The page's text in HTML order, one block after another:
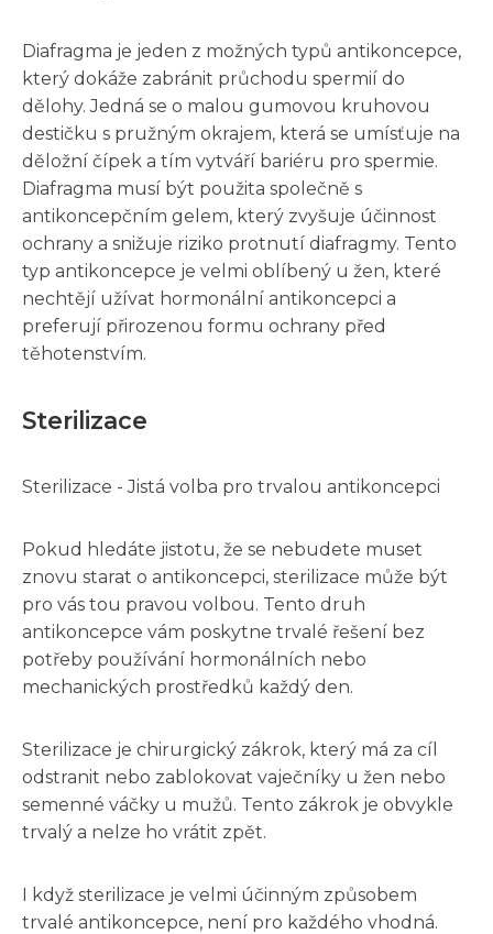
Diafragma je jeden z možných typů antikoncepce,
který dokáže zabránit průchodu spermií do
dělohy. Jedná se o malou gumovou kruhovou
destičku s pružným okrajem, která se umísťuje na
děložní čípek a tím vytváří bariéru pro spermie.
Diafragma musí být použita společně s
antikoncepčním gelem, který zvyšuje účinnost
ochrany a snižuje riziko protnutí diafragmy. Tento
typ antikoncepce je velmi oblíbený u žen, které
nechtějí užívat hormonální antikoncepci a
preferují přirozenou formu ochrany před
těhotenstvím.
Sterilizace
Sterilizace - Jistá volba pro trvalou antikoncepci
Pokud hledáte jistotu, že se nebudete muset
znovu starat o antikoncepci, sterilizace může být
pro vás tou pravou volbou. Tento druh
antikoncepce vám poskytne trvalé řešení bez
potřeby používání hormonálních nebo
mechanických prostředků každý den.
Sterilizace je chirurgický zákrok, který má za cíl
odstranit nebo zablokovat vaječníky u žen nebo
semenné váčky u mužů. Tento zákrok je obvykle
trvalý a nelze ho vrátit zpět.
I když sterilizace je velmi účinným způsobem
trvalé antikoncepce, není pro každého vhodná.